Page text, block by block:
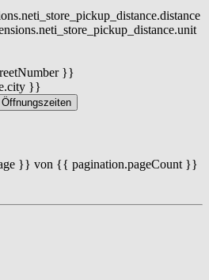
}}
}}
Öffnungszeiten
}} von {{ pagination.pageCount }}